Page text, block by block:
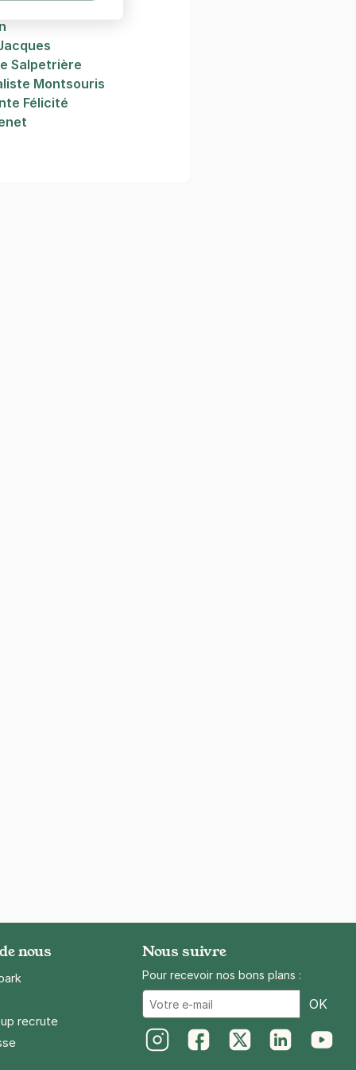
Salpetrière
Montsouris
Félicité
nous
recrute
Nous suivre
Pour recevoir nos bons plans :
OK